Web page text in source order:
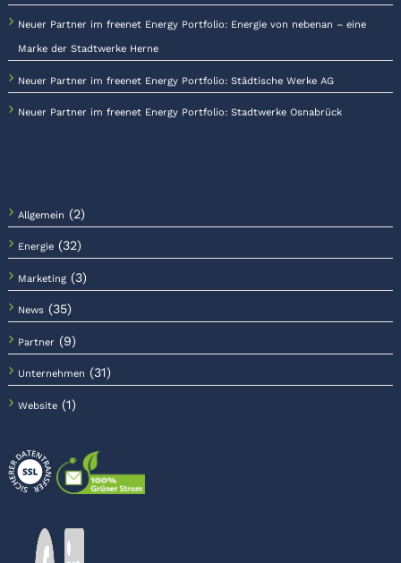
Neuer Partner im freenet Energy Portfolio: Energie von nebenan – eine
Marke der Stadtwerke Herne
Neuer Partner im freenet Energy Portfolio: Städtische Werke AG
Neuer Partner im freenet Energy Portfolio: Stadtwerke Osnabrück
Allgemein (2)
Energie (32)
Marketing (3)
News (35)
Partner (9)
Unternehmen (31)
Website (1)